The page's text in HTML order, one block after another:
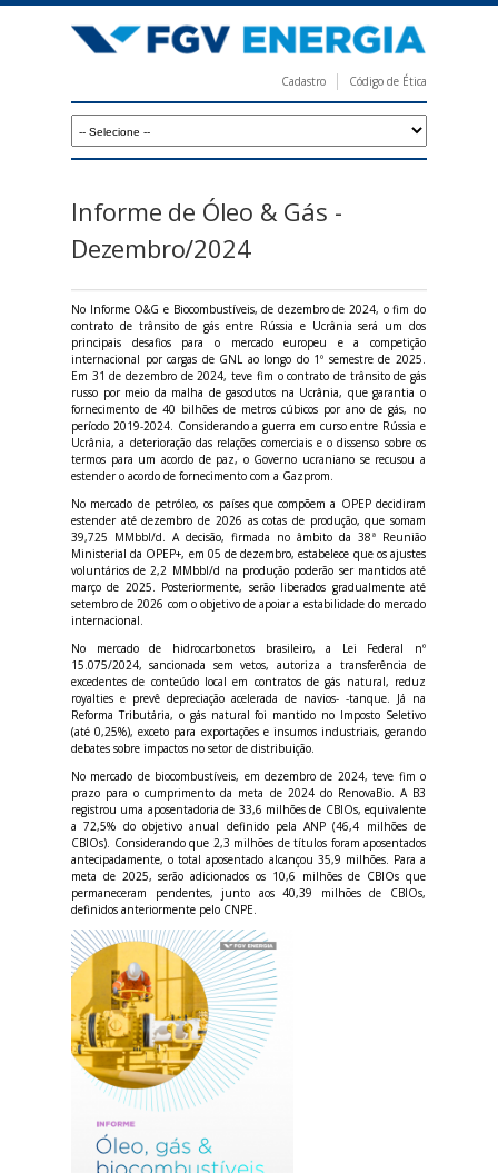
para
principal
V
e
r
g
i
a
Cadastro Código de Ética
Informe de Óleo & Gás -
Dezembro/2024
No Informe O&G e Biocombustíveis, de dezembro de 2024, o fim do
contrato de trânsito de gás entre Rússia e Ucrânia será um dos
principais desafios para o mercado europeu e a competição
internacional por cargas de GNL ao longo do 1º semestre de 2025.
Em 31 de dezembro de 2024, teve fim o contrato de trânsito de gás
russo por meio da malha de gasodutos na Ucrânia, que garantia o
fornecimento de 40 bilhões de metros cúbicos por ano de gás, no
período 2019-2024. Considerando a guerra em curso entre Rússia e
Ucrânia, a deterioração das relações comerciais e o dissenso sobre os
termos para um acordo de paz, o Governo ucraniano se recusou a
estender o acordo de fornecimento com a Gazprom.
No mercado de petróleo, os países que compõem a OPEP decidiram
estender até dezembro de 2026 as cotas de produção, que somam
39,725 MMbbl/d. A decisão, firmada no âmbito da 38ª Reunião
Ministerial da OPEP+, em 05 de dezembro, estabelece que os ajustes
voluntários de 2,2 MMbbl/d na produção poderão ser mantidos até
março de 2025. Posteriormente, serão liberados gradualmente até
setembro de 2026 com o objetivo de apoiar a estabilidade do mercado
internacional.
No mercado de hidrocarbonetos brasileiro, a Lei Federal nº
15.075/2024, sancionada sem vetos, autoriza a transferência de
excedentes de conteúdo local em contratos de gás natural, reduz
royalties e prevê depreciação acelerada de navios- -tanque. Já na
Reforma Tributária, o gás natural foi mantido no Imposto Seletivo
(até 0,25%), exceto para exportações e insumos industriais, gerando
debates sobre impactos no setor de distribuição.
No mercado de biocombustíveis, em dezembro de 2024, teve fim o
prazo para o cumprimento da meta de 2024 do RenovaBio. A B3
registrou uma aposentadoria de 33,6 milhões de CBIOs, equivalente
a 72,5% do objetivo anual definido pela ANP (46,4 milhões de
CBIOs). Considerando que 2,3 milhões de títulos foram aposentados
antecipadamente, o total aposentado alcançou 35,9 milhões. Para a
meta de 2025, serão adicionados os 10,6 milhões de CBIOs que
permaneceram pendentes, junto aos 40,39 milhões de CBIOs,
definidos anteriormente pelo CNPE.